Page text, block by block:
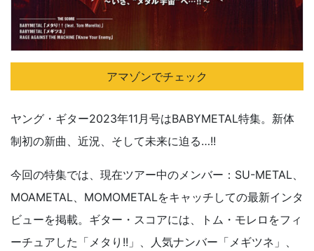
アマゾンでチェック
ヤング・ギター2023年11月号はBABYMETAL特集。新体
制初の新曲、近況、そして未来に迫る…!!
今回の特集では、現在ツアー中のメンバー：SU-METAL、
MOAMETAL、MOMOMETALをキャッチしての最新インタ
ビューを掲載。ギター・スコアには、トム・モレロをフィ
ーチュアした「メタり!!」、人気ナンバー「メギツネ」、